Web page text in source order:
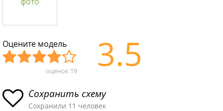
Оцените модель
асн
ая
пло
хая
ыч
ная
Хор
ая
Отл
ая
оценок 19 3.5
Сохранить схему
Сохранили 11 человек